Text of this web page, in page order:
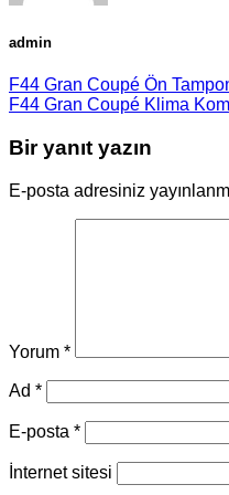
admin
F44 Gran Coupé Ön
F44 Gran Coupé Klima
Bir yanıt yazın
E-posta adresiniz
Yorum *
Ad *
E-posta *
İnternet sitesi